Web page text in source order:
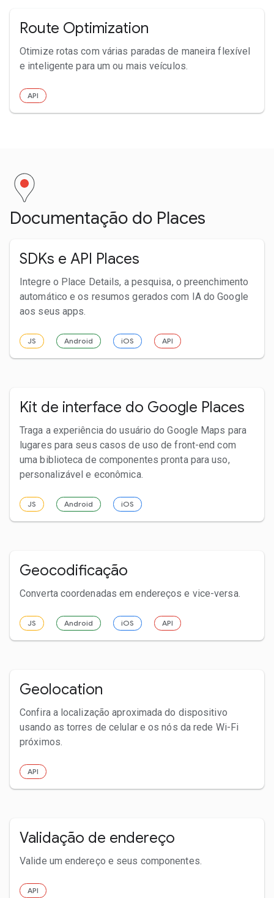
Route Optimization
Otimize rotas com várias paradas de maneira flexível
e inteligente para um ou mais veículos.
API
Documentação do Places
SDKs e API Places
Integre o Place Details, a pesquisa, o preenchimento
automático e os resumos gerados com IA do Google
aos seus apps.
JS Android iOS API
Kit de interface do Google Places
Traga a experiência do usuário do Google Maps para
lugares para seus casos de uso de front-end com
uma biblioteca de componentes pronta para uso,
personalizável e econômica.
JS Android iOS
Geocodificação
Converta coordenadas em endereços e vice-versa.
JS Android iOS API
Geolocation
Confira a localização aproximada do dispositivo
usando as torres de celular e os nós da rede Wi-Fi
próximos.
API
Validação de endereço
Valide um endereço e seus componentes.
API